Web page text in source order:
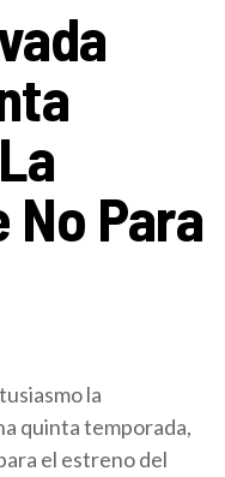
No Para
la
quinta temporada,
el estreno del